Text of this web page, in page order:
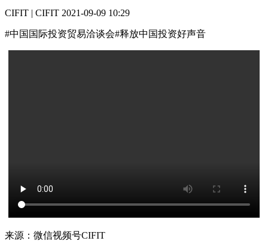
CIFIT | CIFIT 2021-09-09 10:29
#中国国际投资贸易洽谈会#释放中国投资好声音
来源：微信视频号CIFIT